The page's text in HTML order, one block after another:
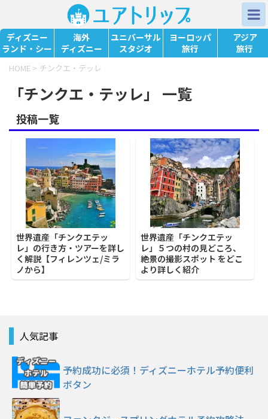
ディズニー
ランド・シー
海外
ディズニー
ユニバーサル
スタジオ
ヨーロッパ
旅行
アジア
旅行
HOME > チンクエ・テッレ
「チンクエ・テッレ」 一覧
投稿一覧
世界遺産「チンクエテッ
レ」の行き方・ツアーを詳し
く解説【フィレンツェ/ミラ
ノから】
世界遺産「チンクエテッ
レ」５つの村の見どころ、
絶景の撮影スポット をどこ
より詳しく紹介
人気記事
予約成功に必須！ディズニーホテル予約便利
ボタン